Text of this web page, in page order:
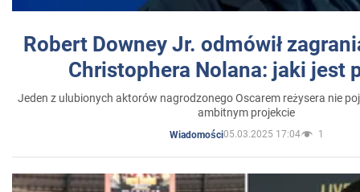
Robert Downey Jr. odmówił
Christophera Nolana: jaki jest
Jeden z ulubionych aktorów nagrodzonego Oscarem reżysera nie
ambitnym projekcie
Wiadomości05.03.2025 17:04 1